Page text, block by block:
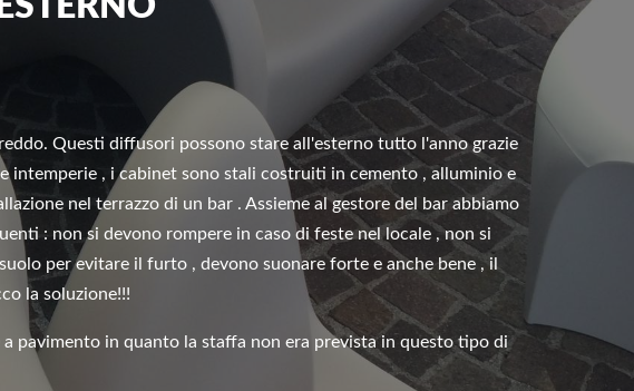
Questi diffusori possono stare all'esterno tutto l'anno grazie
, i cabinet sono stali costruiti in cemento , alluminio e
nel terrazzo di un bar . Assieme al gestore del bar abbiamo
: non si devono rompere in caso di feste nel locale , non si
per evitare il furto , devono suonare forte e anche bene , il
la soluzione!!!
pavimento in quanto la staffa non era prevista in questo tipo di